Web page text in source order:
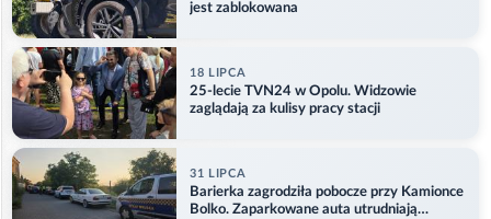
jest zablokowana
18 LIPCA
25-lecie TVN24 w Opolu. Widzowie
zaglądają za kulisy pracy stacji
31 LIPCA
Barierka zagrodziła pobocze przy Kamionce
Bolko. Zaparkowane auta utrudniają